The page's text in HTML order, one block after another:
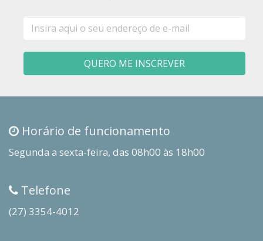
mail
QUERO ME INSCREVER
Horário de funcionamento
Segunda a sexta-feira, das 08h00 às 18h00
Telefone
(27) 3354-4012